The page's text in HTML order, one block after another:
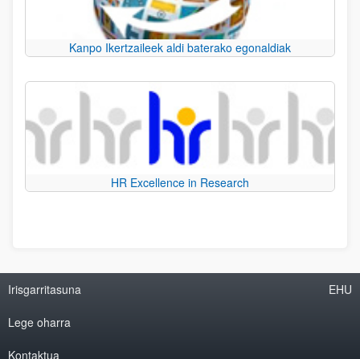
Kanpo Ikertzaileek aldi baterako egonaldiak
HR Excellence in Research
Irisgarritasuna
Lege oharra
Kontaktua
EHU